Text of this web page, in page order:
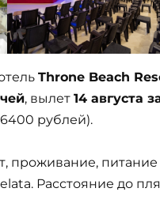
Throne Beach
, вылет 14 августа
рублей).
проживание,
Расстояние до